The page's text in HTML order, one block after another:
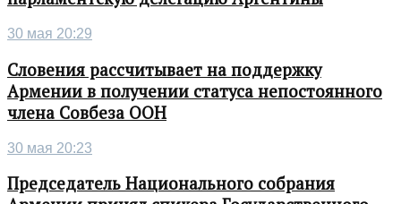
30 мая 20:29
Словения рассчитывает на поддержку
Армении в получении статуса непостоянного
члена Совбеза ООН
30 мая 20:23
Председатель Национального собрания